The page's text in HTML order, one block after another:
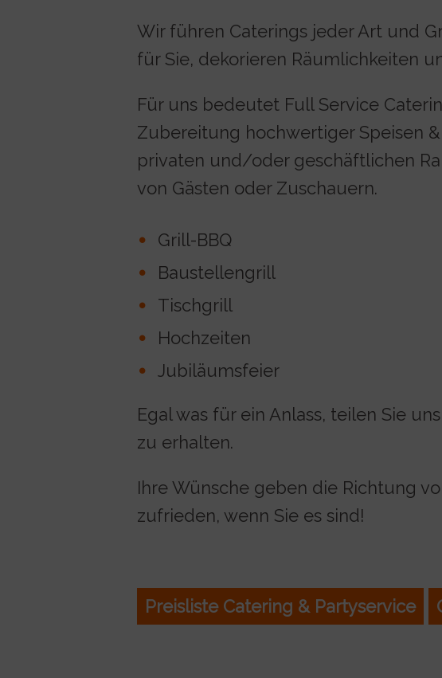
Wir führen Caterings jeder Art und
für Sie, dekorieren Räumlichkeiten
Für uns bedeutet Full Service
Zubereitung hochwertiger Speisen
privaten und/oder geschäftlichen
von Gästen oder Zuschauern.
Grill-BBQ
Baustellengrill
Tischgrill
Hochzeiten
Jubiläumsfeier
Egal was für ein Anlass, teilen Sie
zu erhalten.
Ihre Wünsche geben die Richtung
zufrieden, wenn Sie es sind!
Preisliste Catering & Partyservice